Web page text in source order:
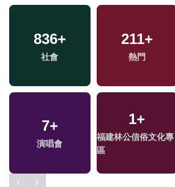
836+
社會
211+
熱門
7+
演唱會
1+
福建林公信俗文化專
區